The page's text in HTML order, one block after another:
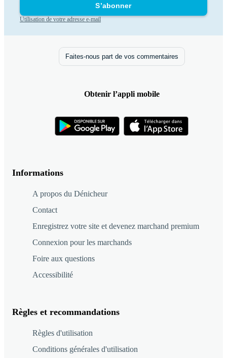
S’abonner
Utilisation de votre adresse e-mail
Informations
A propos du Dénicheur
Contact
Enregistrez votre site et devenez marchand premium
Connexion pour les marchands
Foire aux questions
Accessibilité
Règles et recommandations
Règles d'utilisation
Conditions générales d'utilisation
Faites-nous part de vos commentaires
Obtenir l’appli mobile